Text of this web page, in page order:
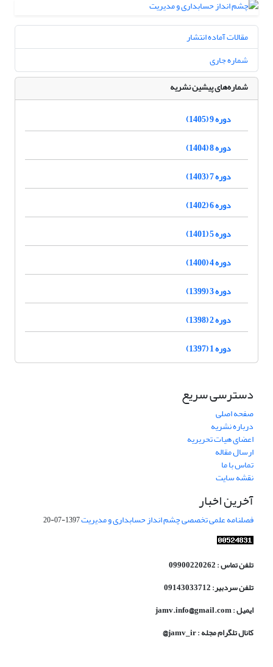
مقالات آماده انتشار
شماره جاری
شماره‌های پیشین نشریه
دوره 9 (1405)
دوره 8 (1404)
دوره 7 (1403)
دوره 6 (1402)
دوره 5 (1401)
دوره 4 (1400)
دوره 3 (1399)
دوره 2 (1398)
دوره 1 (1397)
دسترسی سریع
صفحه اصلی
درباره نشریه
اعضای هیات تحریریه
ارسال مقاله
تماس با ما
نقشه سایت
آخرین اخبار
فصلنامه علمی تخصصی چشم انداز حسابداری و مدیریت1397-07-20
تلفن تماس : 09900220262
تلفن سردبیر: 09143033712
ایمیل : jamv.info@gmail.com
کانال تلگرام مجله : jamv_ir@